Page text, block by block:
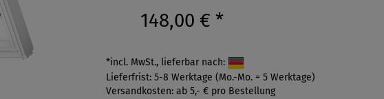
148,00 € *
*incl. MwSt., lieferbar nach:
Lieferfrist: 5-8 Werktage (Mo.-Mo. = 5 Werktage)
Versandkosten: ab 5,- € pro Bestellung